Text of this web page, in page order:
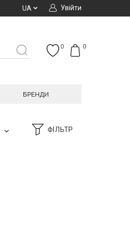
Увійти
UA
0
0
БРЕНДИ
ФІЛЬТР